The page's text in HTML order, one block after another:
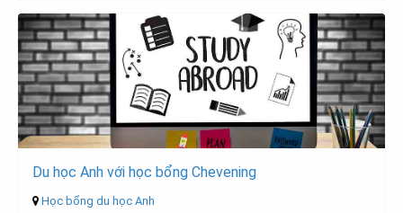
Du học Anh với học bổng Chevening
Học bổng du học Anh